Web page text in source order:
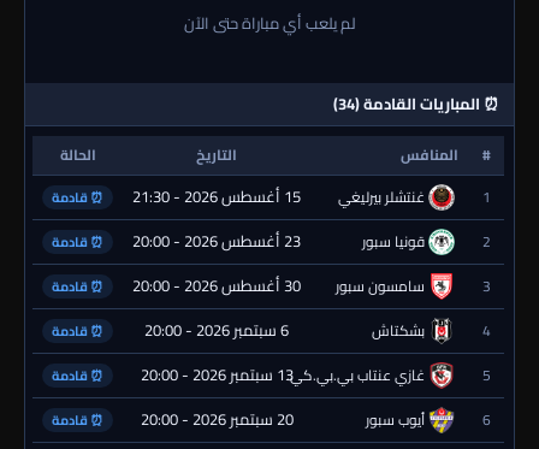
لم يلعب أي مباراة حتى الآن
⏰ المباريات القادمة (34)
# المنافس التاريخ
الحالة
1
غنتشلر بيرليغي 15 أغسطس 2026 - 21:30 ⏰ قادمة
2 قونيا سبور 23 أغسطس 2026 - 20:00 ⏰ قادمة
3 سامسون سبور 30 أغسطس 2026 - 20:00 ⏰ قادمة
4 بشكتاش 6 سبتمبر 2026 - 20:00 ⏰ قادمة
5 غازي عنتاب بي.بي.كي.13 سبتمبر 2026 - 20:00 ⏰ قادمة
6 أيوب سبور 20 سبتمبر 2026 - 20:00 ⏰ قادمة